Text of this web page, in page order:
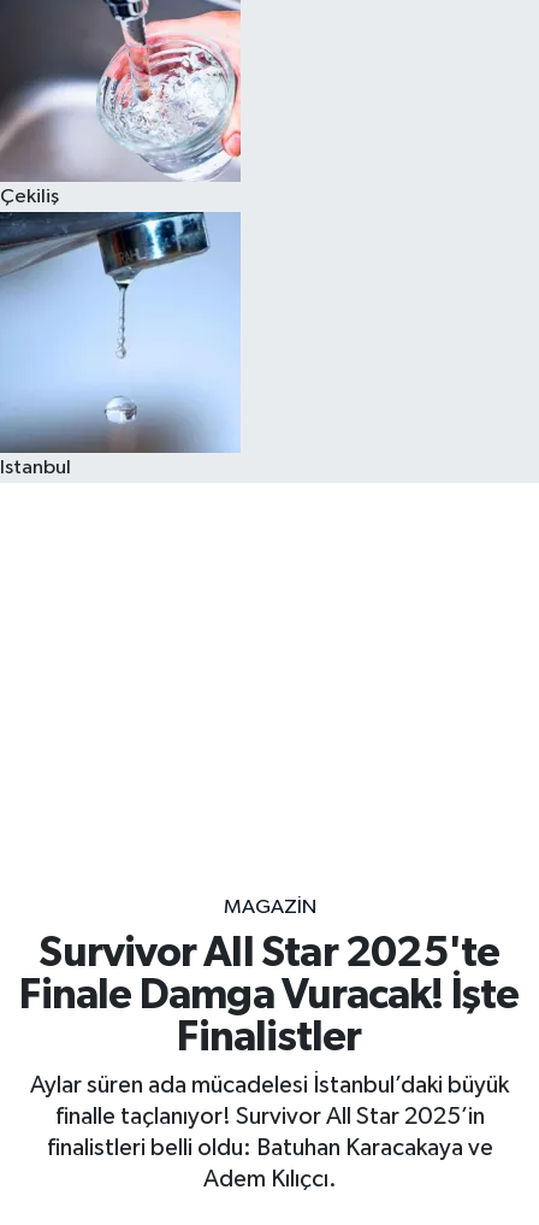
Çekiliş
Istanbul
MAGAZİN
Survivor All Star 2025'te
Finale Damga Vuracak! İşte
Finalistler
Aylar süren ada mücadelesi İstanbul’daki büyük
finalle taçlanıyor! Survivor All Star 2025’in
finalistleri belli oldu: Batuhan Karacakaya ve
Adem Kılıçcı.